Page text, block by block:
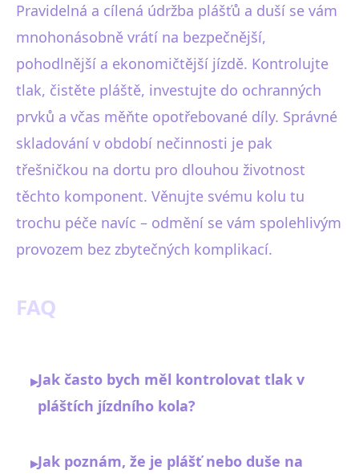
Pravidelná a cílená údržba plášťů a duší se vám
mnohonásobně vrátí na bezpečnější,
pohodlnější a ekonomičtější jízdě. Kontrolujte
tlak, čistěte pláště, investujte do ochranných
prvků a včas měňte opotřebované díly. Správné
skladování v období nečinnosti je pak
třešničkou na dortu pro dlouhou životnost
těchto komponent. Věnujte svému kolu tu
trochu péče navíc – odmění se vám spolehlivým
provozem bez zbytečných komplikací.
FAQ
▸Jak často bych měl kontrolovat tlak v
pláštích jízdního kola?
▸Jak poznám, že je plášť nebo duše na